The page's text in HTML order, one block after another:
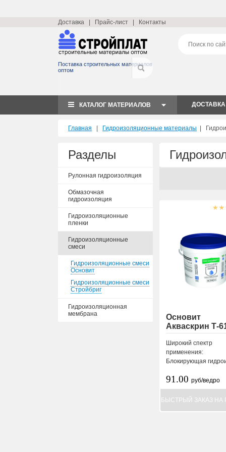
Доставка Прайс-лист Контакты
Поставка строительных материалов
оптом
КАТАЛОГ МАТЕРИАЛОВ ДОСТАВКА
Главная Гидроизоляционные материалы
Разделы
Рулонная гидроизоляция
Обмазочная
гидроизоляция
Гидроизоляционные
пленки
Гидроизоляционные
смеси
Гидроизоляционные смеси
Основит
Гидроизоляционные смеси
Стройбриг
Гидроизоляционная
мембрана
Основит
Акваскрин Т-
Широкий спектр
применения:
Блокирующая
91.00 руб/ведро
БЫСТРЫЙ ЗАКАЗ НА